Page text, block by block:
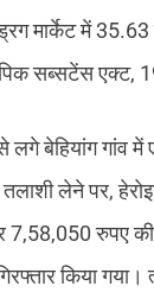
मार्केट में
सब्सटेंस एक्ट,
लगे बेहियांग गांव
तलाशी लेने पर,
7,58,050 रुपए
किया गया।